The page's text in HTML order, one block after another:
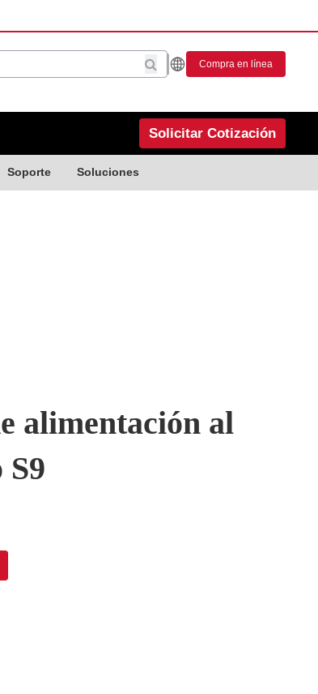
Compra en línea
Solicitar Cotización
Soporte Soluciones
alimentación al